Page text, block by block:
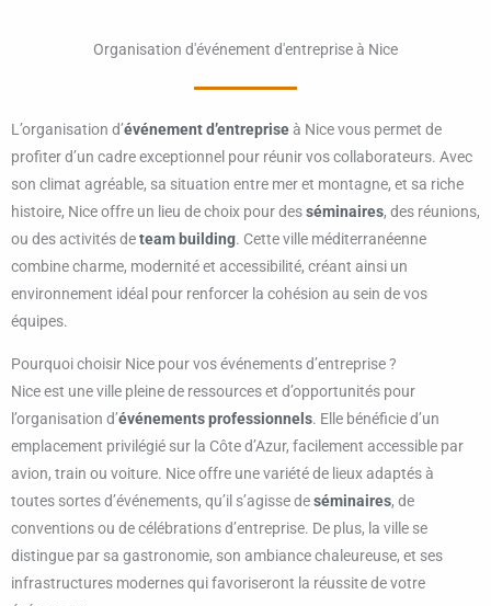
Organisation d'événement d'entreprise à Nice
L’organisation d’événement d’entrepriseà Nice vous permet de
profiter d’un cadre exceptionnel pour réunir vos collaborateurs. Avec
son climat agréable, sa situation entre mer et montagne, et sa riche
histoire, Nice offre un lieu de choix pour desséminaires, des réunions,
ou des activités deteam building. Cette ville méditerranéenne
combine charme, modernité et accessibilité, créant ainsi un
environnement idéal pour renforcer la cohésion au sein de vos
équipes.
Pourquoi choisir Nice pour vos événements d’entreprise ?
Nice est une ville pleine de ressources et d’opportunités pour
l’organisation d’événements professionnels. Elle bénéficie d’un
emplacement privilégié sur la Côte d’Azur, facilement accessible par
avion, train ou voiture. Nice offre une variété de lieux adaptés à
toutes sortes d’événements, qu’il s’agisse deséminaires, de
conventions ou de célébrations d’entreprise. De plus, la ville se
distingue par sa gastronomie, son ambiance chaleureuse, et ses
infrastructures modernes qui favoriseront la réussite de votre